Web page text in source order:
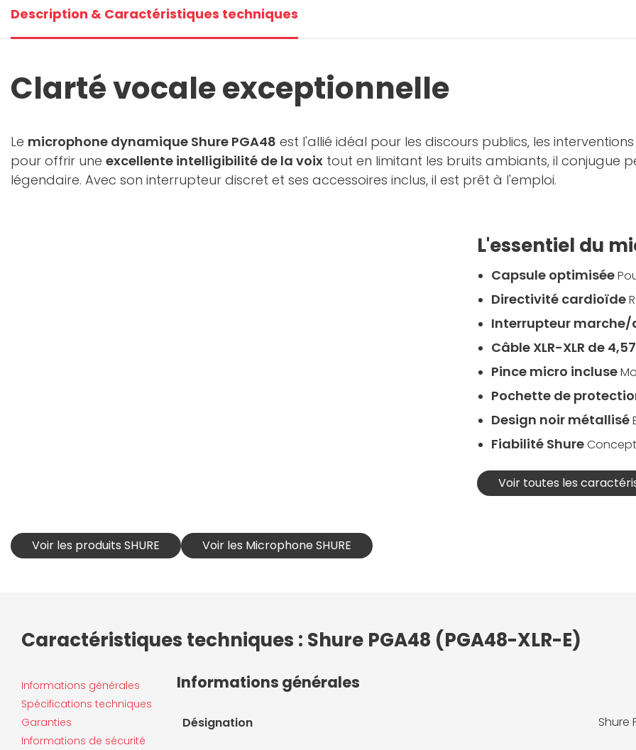
Description & Caractéristiques techniques
Clarté vocale exceptionnelle
Le microphone dynamique Shure PGA48 est l'allié idéal pour les discours publics, les
pour offrir une excellente intelligibilité de la voix tout en limitant les bruits ambiants, il conjugue
légendaire. Avec son interrupteur discret et ses accessoires inclus, il est prêt à l'emploi.
L'essentiel du
Capsule optimisée
Directivité cardioïde
Interrupteur
Câble XLR-XLR de
Pince micro incluse
Pochette de
Design noir métallisé
Fiabilité Shure
Voir toutes les
Voir les produits SHURE Voir les Microphone SHURE
Caractéristiques techniques : Shure PGA48 (PGA48-XLR-E)
Informations générales
Spécifications techniques
Garanties
Informations de sécurité
Informations générales
Désignation Shure